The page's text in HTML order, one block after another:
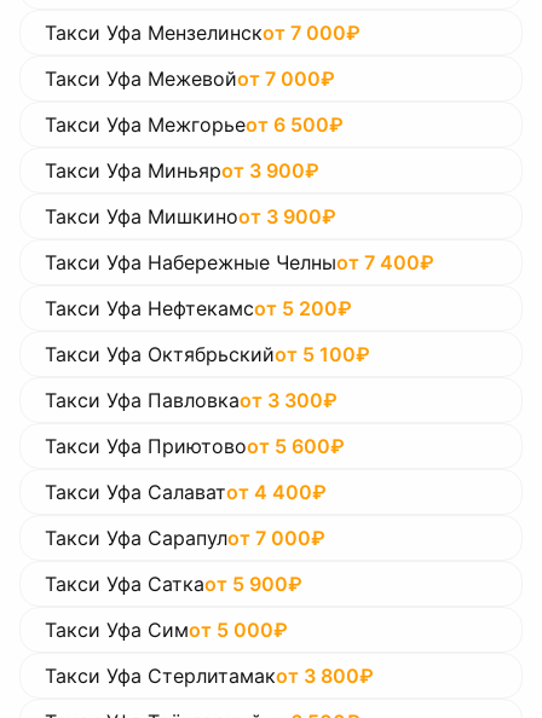
Такси Уфа Мензелинскот 7 000₽
Такси Уфа Межевойот 7 000₽
Такси Уфа Межгорьеот 6 500₽
Такси Уфа Миньярот 3 900₽
Такси Уфа Мишкиноот 3 900₽
Такси Уфа Набережные Челныот 7 400₽
Такси Уфа Нефтекамсот 5 200₽
Такси Уфа Октябрьскийот 5 100₽
Такси Уфа Павловкаот 3 300₽
Такси Уфа Приютовоот 5 600₽
Такси Уфа Салаватот 4 400₽
Такси Уфа Сарапулот 7 000₽
Такси Уфа Саткаот 5 900₽
Такси Уфа Симот 5 000₽
Такси Уфа Стерлитамакот 3 800₽